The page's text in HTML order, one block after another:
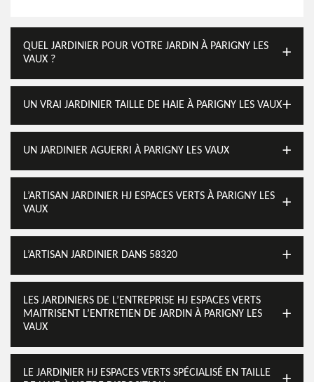
QUEL JARDINIER POUR VOTRE JARDIN À PARIGNY LES
VAUX ?
UN VRAI JARDINIER TAILLE DE HAIE À PARIGNY LES VAUX
UN JARDINIER AGUERRI À PARIGNY LES VAUX
L’ARTISAN JARDINIER HJ ESPACES VERTS À PARIGNY LES
VAUX
L’ARTISAN JARDINIER DANS 58320
LES JARDINIERS DE L’ENTREPRISE HJ ESPACES VERTS
MAITRISENT L’ENTRETIEN DE JARDIN À PARIGNY LES
VAUX
LE JARDINIER HJ ESPACES VERTS SPÉCIALISÉ EN TAILLE